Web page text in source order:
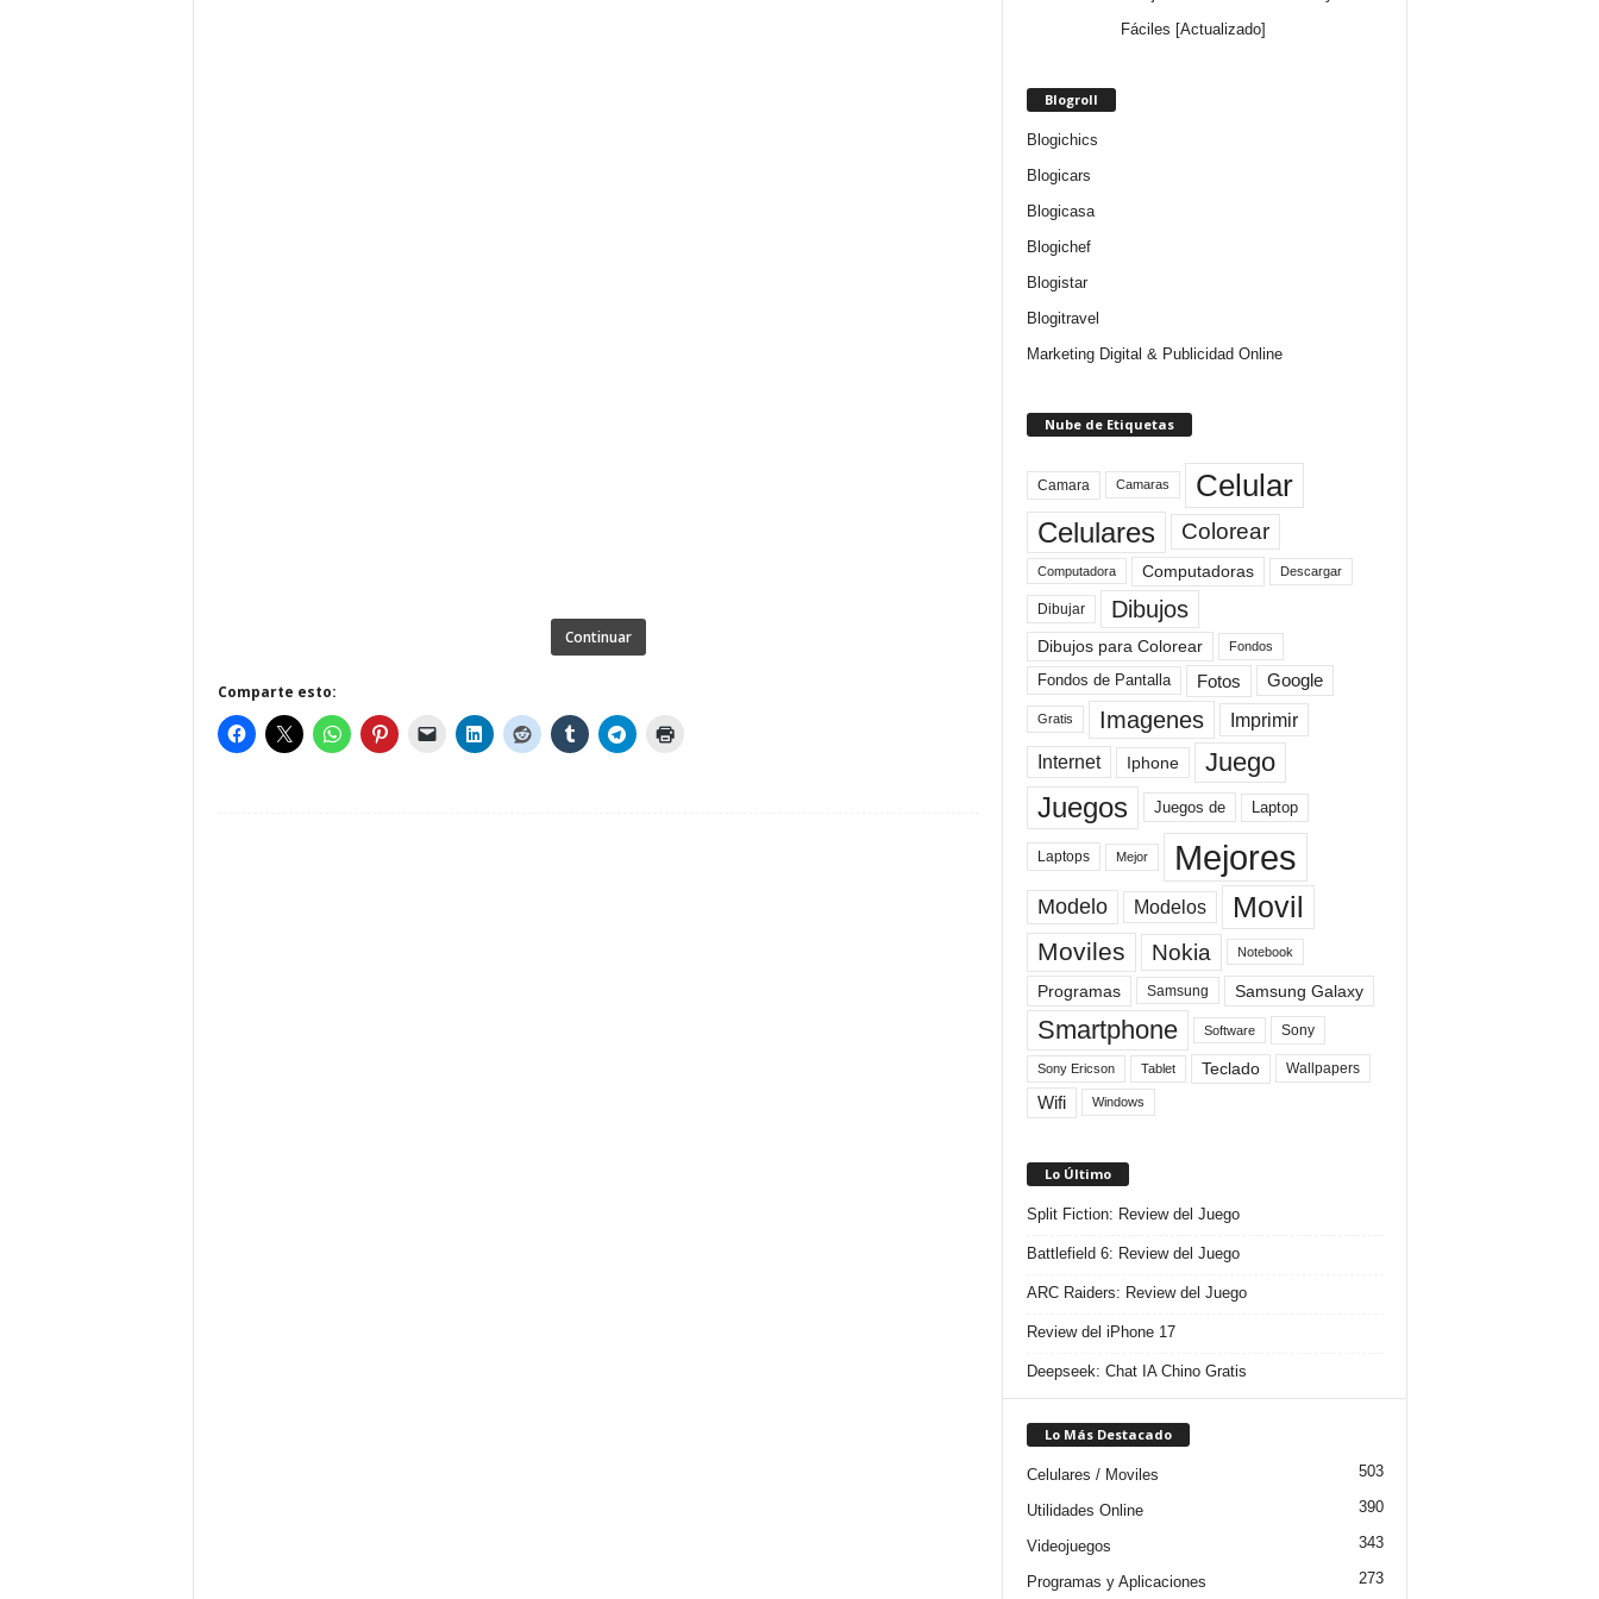
Continuar
Comparte esto:
Fáciles [Actualizado]
Blogroll
Blogichics
Blogicars
Blogicasa
Blogichef
Blogistar
Blogitravel
Marketing Digital & Publicidad Online
Nube de Etiquetas
Camara Camaras Celular
Celulares Colorear
Computadora Computadoras Descargar
Dibujar Dibujos
Dibujos para Colorear Fondos
Fondos de Pantalla Fotos Google
Gratis Imagenes Imprimir
Internet Iphone Juego
Juegos Juegos de Laptop
Laptops Mejor Mejores
Modelo Modelos Movil
Moviles Nokia Notebook
Programas Samsung Samsung Galaxy
Smartphone Software Sony
Sony Ericson Tablet Teclado Wallpapers
Wifi Windows
Lo Último
Split Fiction: Review del Juego
Battlefield 6: Review del Juego
ARC Raiders: Review del Juego
Review del iPhone 17
Deepseek: Chat IA Chino Gratis
Lo Más Destacado
Celulares / Moviles 503
Utilidades Online 390
Videojuegos 343
Programas y Aplicaciones 273